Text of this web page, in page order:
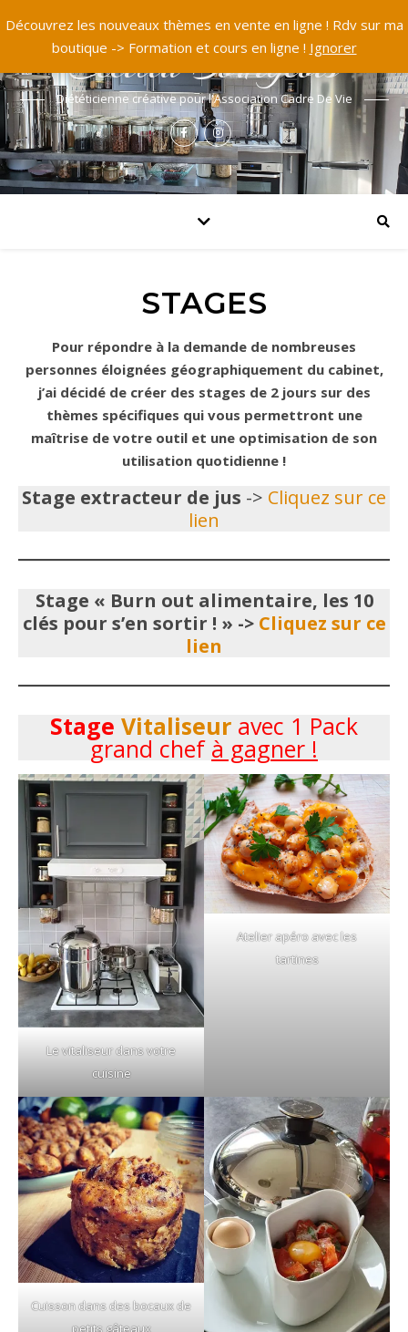
Découvrez les nouveaux thèmes en vente en ligne ! Rdv sur ma
boutique -> Formation et cours en ligne ! Ignorer
Cécilia Bourgeois
Diététicienne créative pour l'Association Cadre De Vie
STAGES
Pour répondre à la demande de nombreuses
personnes éloignées géographiquement du cabinet,
j’ai décidé de créer des stages de 2 jours sur des
thèmes spécifiques qui vous permettront une
maîtrise de votre outil et une optimisation de son
utilisation quotidienne !
Stage extracteur de jus -> Cliquez sur ce
lien
Stage « Burn out alimentaire, les 10
clés pour s’en sortir ! » -> Cliquez sur ce
lien
Stage Vitaliseur avec 1 Pack
grand chef à gagner !
Le vitaliseur dans votre
cuisine
Atelier apéro avec les
tartines
Cuisson dans des bocaux de
petits gâteaux